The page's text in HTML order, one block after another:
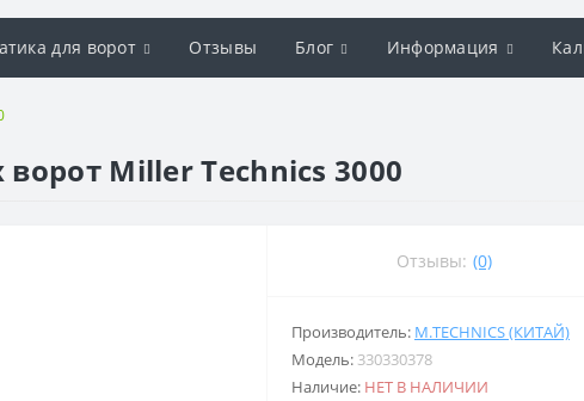
для ворот Отзывы Блог Информация
Miller Technics 3000
Отзывы: (0)
Производитель: M.TECHNICS (КИТАЙ)
Модель: 330330378
Наличие: НЕТ В НАЛИЧИИ